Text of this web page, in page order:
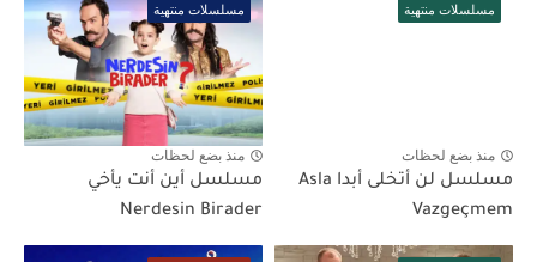
مسلسلات منتهية
منذ بضع لحظات
مسلسل لن أتخلى أبدا Asla
Vazgeçmem
مسلسلات منتهية
منذ بضع لحظات
مسلسل أين أنت يأخي
Nerdesin Birader